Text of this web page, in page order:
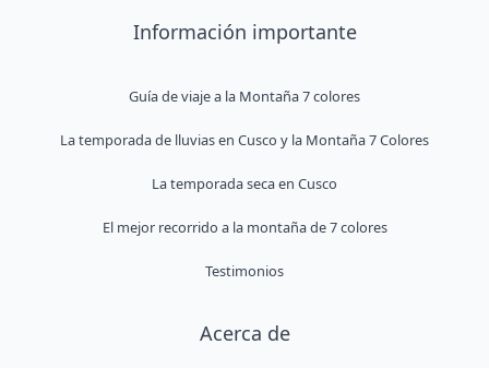
Información importante
Guía de viaje a la Montaña 7 colores
La temporada de lluvias en Cusco y la Montaña 7 Colores
La temporada seca en Cusco
El mejor recorrido a la montaña de 7 colores
Testimonios
Acerca de